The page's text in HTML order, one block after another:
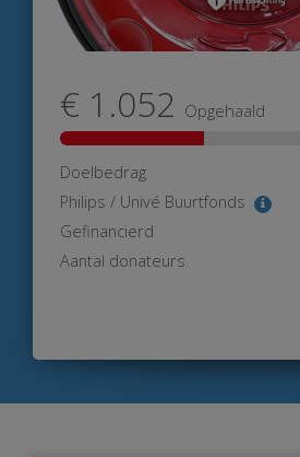
€ 1.052 Opgehaald
Doelbedrag
Philips / Univé Buurtfonds
Gefinancierd
Aantal donateurs